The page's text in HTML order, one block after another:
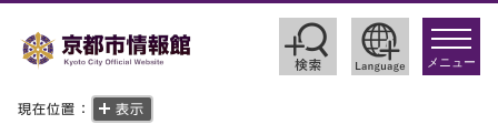
toggle
メニュー
現在位置： 表示